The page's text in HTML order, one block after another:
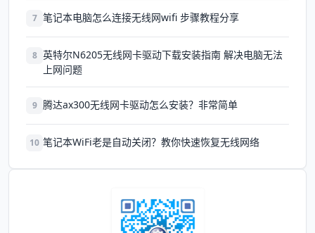
7 笔记本电脑怎么连接无线网wifi 步骤教程分享
8 英特尔N6205无线网卡驱动下载安装指南 解决电脑无法
上网问题
9 腾达ax300无线网卡驱动怎么安装？非常简单
10 笔记本WiFi老是自动关闭？教你快速恢复无线网络